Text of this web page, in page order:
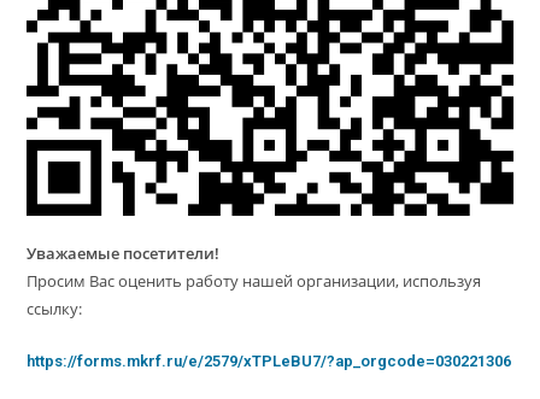
Уважаемые посетители!
Просим Вас оценить работу нашей организации, используя
ссылку:
https://forms.mkrf.ru/e/2579/xTPLeBU7/?ap_orgcode=030221306